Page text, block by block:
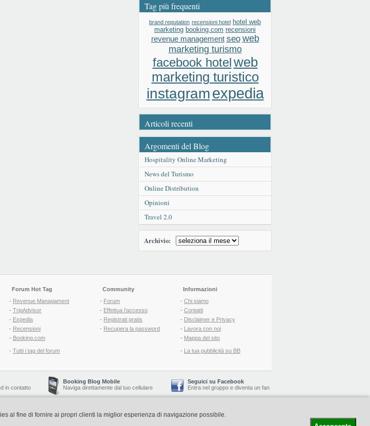
Tag più frequenti
brand reputation recensioni hotel hotel web
marketing booking.com recensioni
revenue management seo web
marketing turismo
facebook hotelweb
marketing turistico
instagramexpedia
Articoli recenti
Argomenti del Blog
Hospitality Online Marketing
News del Turismo
Online Distribution
Opinioni
Travel 2.0
Archivio:
Forum Hot Tag
- Revenue Managament
- TripAdvisor
- Expedia
- Recensioni
- Booking.com
- Tutti i tag del forum
Community
- Forum
- Effettua l'accesso
- Registrati gratis
- Recupera la password
Informazioni
- Chi siamo
- Contatti
- Disclaimer e Privacy
- Lavora con noi
- Mappa del sito
- La tua pubblicità su BB
in contatto
Booking Blog Mobile
Naviga direttamente dal tuo cellulare
Seguici su Facebook
Entra nel gruppo e diventa un fan
© 2006-2026 QNT S.r.l. Socio Unico -www.qnt.it-Booking Blog™ -Il blog del Web Marketing Turistico
al fine di fornire ai propri clienti la miglior esperienza di navigazione possibile.